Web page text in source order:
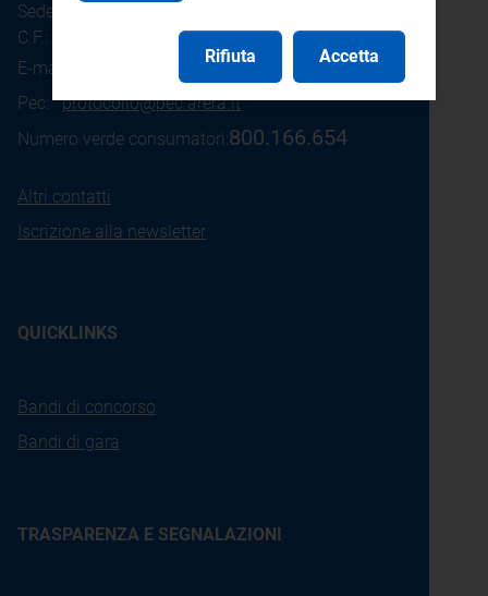
Sede legale: Piazza Cavour 5 - 20121 - Milano
C.F.: 97190020152
E-mail:
Pec:protocollo@pec.arera.it
Numero verde consumatori:800.166.654
Altri contatti
Iscrizione alla newsletter
QUICKLINKS
Bandi di concorso
Bandi di gara
TRASPARENZA E SEGNALAZIONI
Rifiuta Accetta